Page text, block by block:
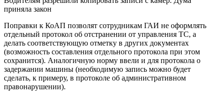
приняла закон
Поправки к КоАП позволят сотрудникам ГАИ не оформлять
отдельный протокол об отстранении от управления ТС, а
делать соответствующую отметку в других документах
(возможность составления отдельного протокола при этом
сохранится). Аналогичную норму ввели и для протокола о
задержании машины (необходимую запись можно будет
сделать, к примеру, в протоколе об административном
правонарушении).